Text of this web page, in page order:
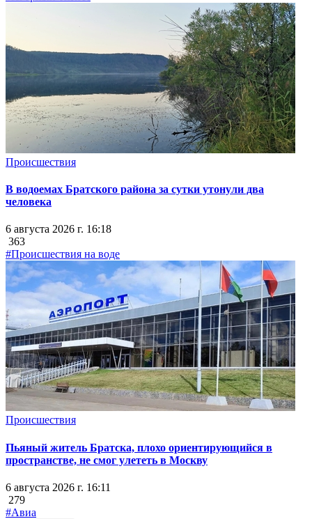
Происшествия
В водоемах Братского района за сутки утонули два
человека
6 августа 2026 г. 16:18
363
#Происшествия на воде
Происшествия
Пьяный житель Братска, плохо ориентирующийся в
пространстве, не смог улететь в Москву
6 августа 2026 г. 16:11
279
#Авиа